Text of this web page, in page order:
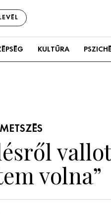
KULTÚRA PSZICHÉ
volna”